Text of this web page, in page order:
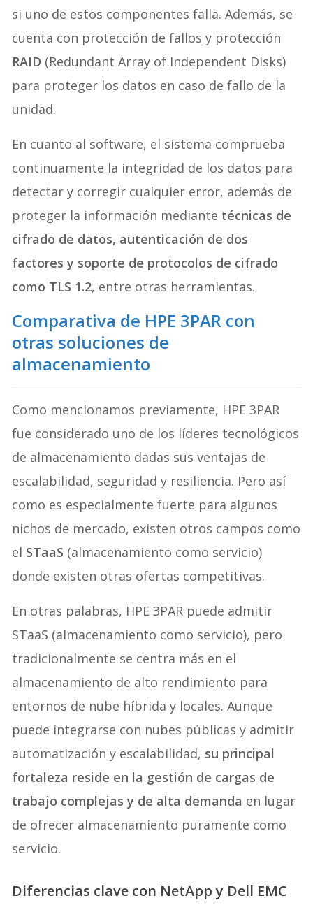
si uno de estos componentes falla. Además, se
cuenta con protección de fallos y protección
RAID (Redundant Array of Independent Disks)
para proteger los datos en caso de fallo de la
unidad.
En cuanto al software, el sistema comprueba
continuamente la integridad de los datos para
detectar y corregir cualquier error, además de
proteger la información mediante técnicas de
cifrado de datos, autenticación de dos
factores y soporte de protocolos de cifrado
como TLS 1.2, entre otras herramientas.
Comparativa de HPE 3PAR con
otras soluciones de
almacenamiento
Como mencionamos previamente, HPE 3PAR
fue considerado uno de los líderes tecnológicos
de almacenamiento dadas sus ventajas de
escalabilidad, seguridad y resiliencia. Pero así
como es especialmente fuerte para algunos
nichos de mercado, existen otros campos como
el STaaS (almacenamiento como servicio)
donde existen otras ofertas competitivas.
En otras palabras, HPE 3PAR puede admitir
STaaS (almacenamiento como servicio), pero
tradicionalmente se centra más en el
almacenamiento de alto rendimiento para
entornos de nube híbrida y locales. Aunque
puede integrarse con nubes públicas y admitir
automatización y escalabilidad, su principal
fortaleza reside en la gestión de cargas de
trabajo complejas y de alta demanda en lugar
de ofrecer almacenamiento puramente como
servicio.
Diferencias clave con NetApp y Dell EMC